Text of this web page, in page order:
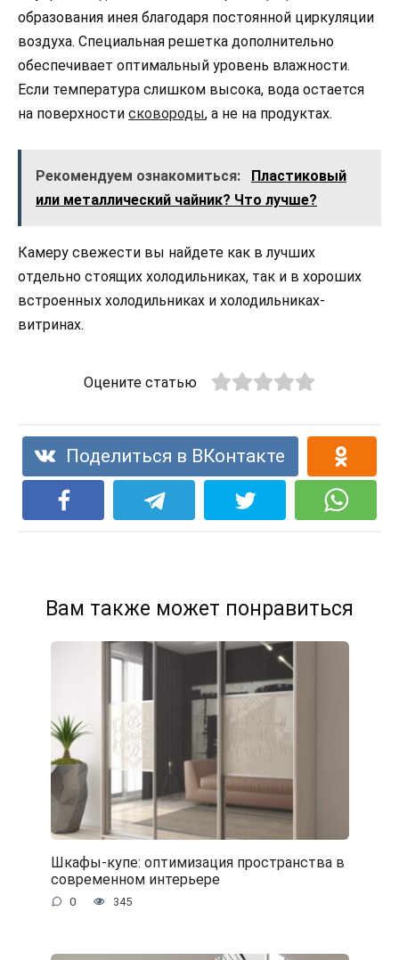
образования инея благодаря постоянной циркуляции
воздуха. Специальная решетка дополнительно
обеспечивает оптимальный уровень влажности.
Если температура слишком высока, вода остается
на поверхности сковороды, а не на продуктах.
Рекомендуем ознакомиться:
Пластиковый
или металлический чайник? Что лучше?
Камеру свежести вы найдете как в лучших
отдельно стоящих холодильниках, так и в хороших
встроенных холодильниках и холодильниках-
витринах.
Оцените статью
Поделиться в ВКонтакте
Вам также может понравиться
Шкафы-купе: оптимизация пространства в
современном интерьере
0 345